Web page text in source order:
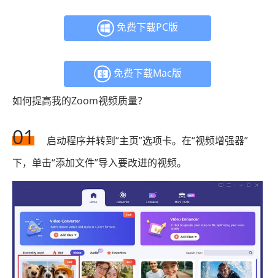
免费下载PC版
免费下载Mac版
如何提高我的Zoom视频质量？
01
启动程序并转到“主页”选项卡。在“视频增强器”
下，单击“添加文件”导入要改进的视频。